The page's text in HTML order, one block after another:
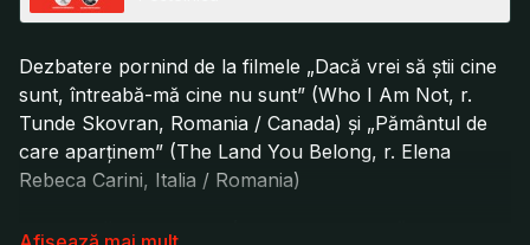
Dezbatere pornind de la filmele „Dacă vrei să știi cine
sunt, întreabă-mă cine nu sunt” (Who I Am Not, r.
Tunde Skovran, Romania / Canada) și „Pământul de
care aparținem” (The Land You Belong, r. Elena
Rebeca Carini, Italia / Romania)
Invitați: TÜNDE SKOVRÁN, ANDREI ZINCĂ, ELENA